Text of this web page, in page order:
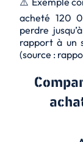
acheté 120
perdre
rapport à un
(source :